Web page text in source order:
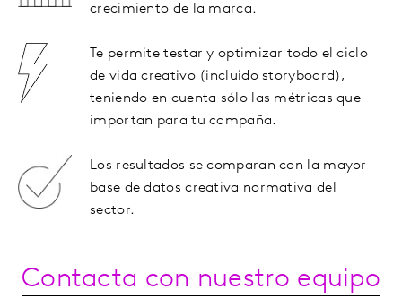
crecimiento de la marca.
Te permite testar y optimizar todo el ciclo
de vida creativo (incluido storyboard),
teniendo en cuenta sólo las métricas que
importan para tu campaña.
Los resultados se comparan con la mayor
base de datos creativa normativa del
sector.
Contacta con nuestro equipo